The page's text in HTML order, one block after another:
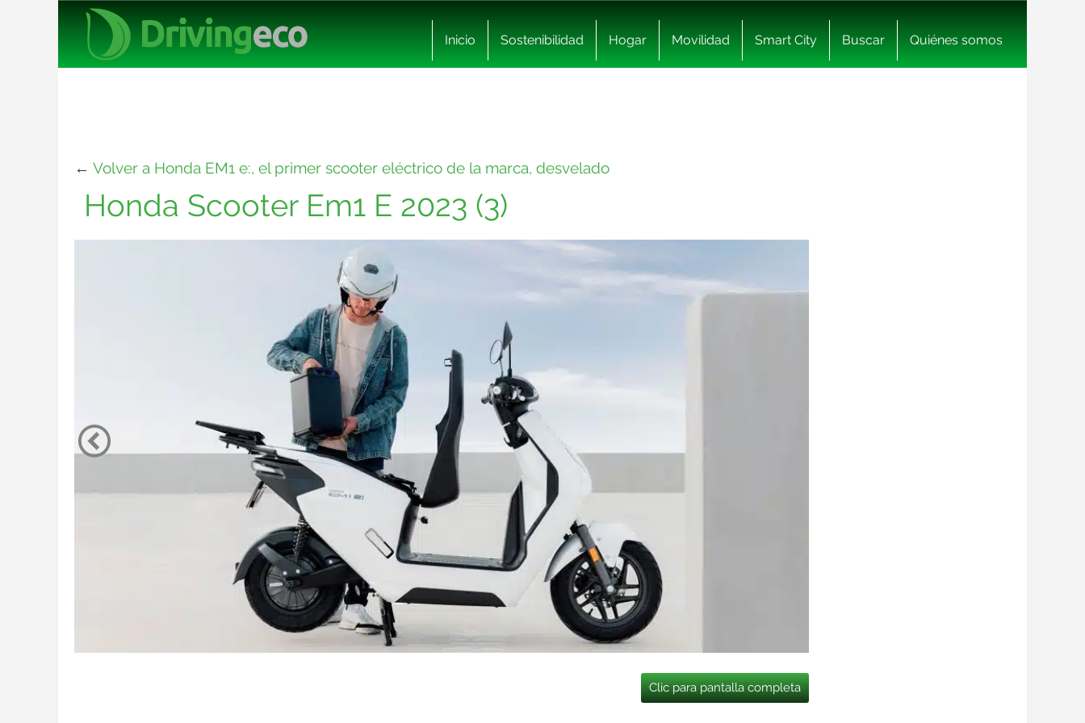
Inicio Sostenibilidad Hogar Movilidad Smart City Buscar Quiénes somos
← Volver a Honda EM1 e:, el primer scooter eléctrico de la marca, desvelado
Honda Scooter Em1 E 2023 (3)
Clic para pantalla completa